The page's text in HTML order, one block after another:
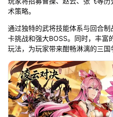
术策略。
通过独特的武将技能体系与回合
卡挑战和强大BOSS。同时，丰富
玩法，为玩家带来酣畅淋漓的三国